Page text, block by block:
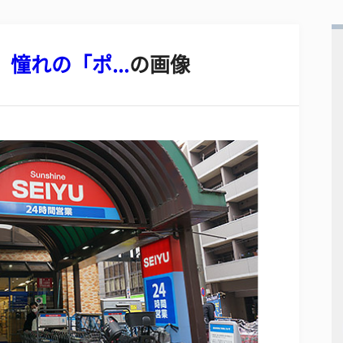
憧れの「ポ...の画像